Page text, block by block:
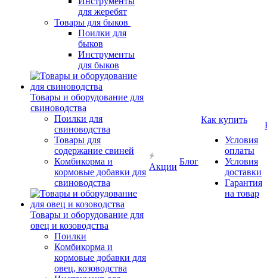
для жеребят
Товары для быков
Поилки для
быков
Инструменты
для быков
Товары и оборудование для
свиноводства
Поилки для
свиноводства
Товары для
содержание свиней
Комбикорма и
кормовые добавки для
свиноводства
Товары и оборудование для
овец и козоводства
Поилки
Комбикорма и
кормовые добавки для
овец, козоводства
Акции
Блог
Как купить
Условия
оплаты
Условия
доставки
Гарантия
на товар